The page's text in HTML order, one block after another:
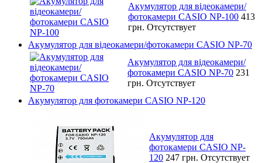
Акумулятор для відеокамери/
фотокамери CASIO NP-100 413
грн. Отсутствует
Акумулятор для відеокамери/фотокамери CASIO NP-70
Акумулятор для відеокамери/
фотокамери CASIO NP-70 231
грн. Отсутствует
Акумулятор для фотокамери CASIO NP-120
Акумулятор для
фотокамери CASIO NP-
120 247 грн. Отсутствует